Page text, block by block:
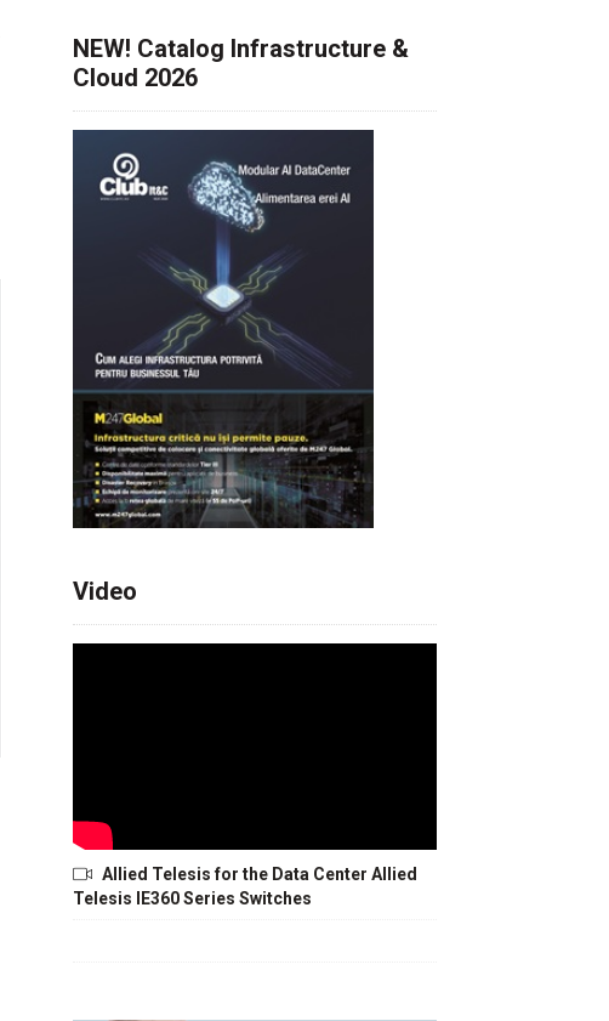
NEW! Catalog Infrastructure &
Cloud 2026
Video
Allied Telesis for the Data Center Allied
Telesis IE360 Series Switches